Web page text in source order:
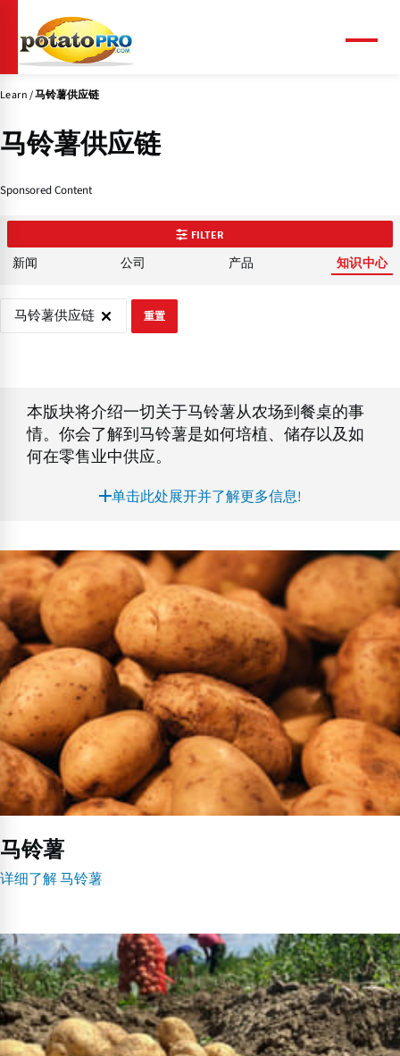
到
主
要
容
Learn 马铃薯供应链
马铃薯供应链
Sponsored Content
FILTER
新闻 公司 产品 知识中心
马铃薯供应链 重置
本版块将介绍一切关于马铃薯从农场到餐桌的事
情。你会了解到马铃薯是如何培植、储存以及如
何在零售业中供应。
单击此处展开并了解更多信息!
马
铃
薯
马铃薯
详细了解 马铃薯
马
铃
薯
培
植